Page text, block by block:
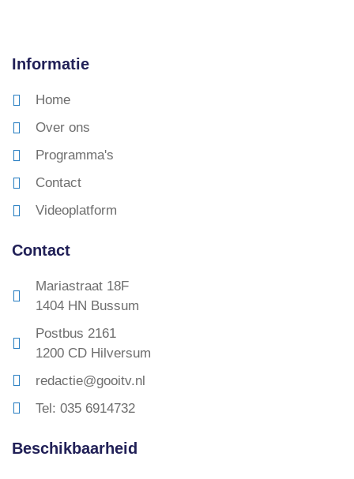
Informatie
Home
Over ons
Programma's
Contact
Videoplatform
Contact
Mariastraat 18F
1404 HN Bussum
Postbus 2161
1200 CD Hilversum
redactie@gooitv.nl
Tel: 035 6914732
Beschikbaarheid